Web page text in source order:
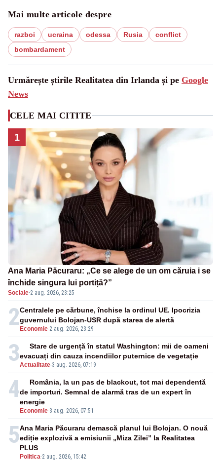
Mai multe articole despre
razboi ucraina odessa Rusia
conflict
bombardament
Urmărește știrile Realitatea din Irlanda și pe Google
News
CELE MAI CITITE
1
Ana Maria Păcuraru: „Ce se alege de un om căruia i se
închide singura lui portiță?”
Sociale·2 aug. 2026, 23:25
2 Economie-2 aug. 2026, 23:29
Centralele pe cărbune, închise la ordinul UE. Ipocrizia
guvernului Bolojan-USR după starea de alertă
3Actualitate-3 aug. 2026, 07:19
Stare de urgență în statul Washington: mii de oameni
evacuați din cauza incendiilor puternice de vegetație
4
Economie-3 aug. 2026, 07:51
România, la un pas de blackout, tot mai dependentă
de importuri. Semnal de alarmă tras de un expert în
energie
5
Politica-2 aug. 2026, 15:42
Ana Maria Păcuraru demască planul lui Bolojan. O nouă
ediție explozivă a emisiunii „Miza Zilei” la Realitatea
PLUS